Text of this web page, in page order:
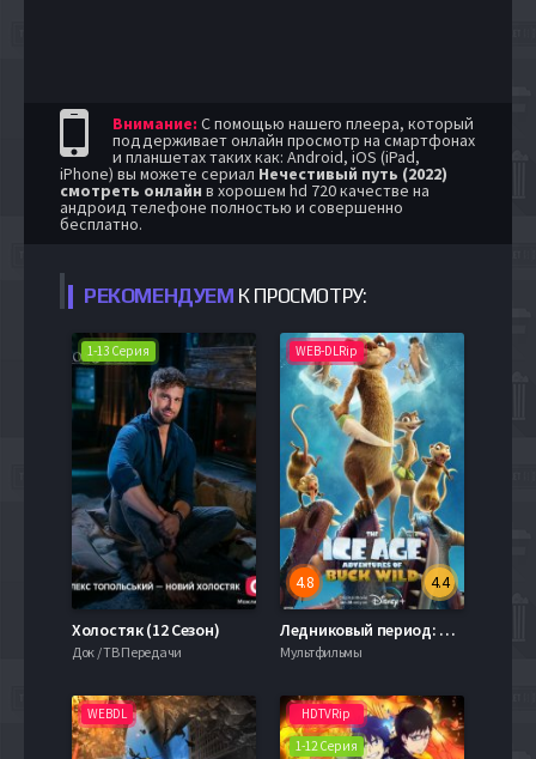
Внимание: С помощью нашего плеера, который
поддерживает онлайн просмотр на смартфонах
и планшетах таких как: Android, iOS (iPad,
iPhone) вы можете сериал Нечестивый путь (2022)
смотреть онлайн в хорошем hd 720 качестве на
андроид телефоне полностью и совершенно
бесплатно.
РЕКОМЕНДУЕМ К ПРОСМОТРУ:
1-13 Серия
Холостяк (12 Сезон)
Док / ТВ Передачи
WEB-DLRip
4.4
4.8
Ледниковый период: Приключения Бака (2022)
Мультфильмы
WEBDL
HDTVRip
1-12 Серия